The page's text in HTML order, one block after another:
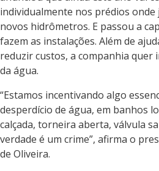
individualmente nos prédios onde
novos hidrômetros. E passou a
fazem as instalações. Além de
reduzir custos, a companhia quer
da água.
“Estamos incentivando algo
desperdício de água, em banhos
calçada, torneira aberta, válvula
verdade é um crime”, afirma o
de Oliveira.